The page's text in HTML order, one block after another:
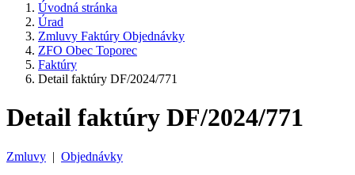
Úvodná stránka
Úrad
Zmluvy Faktúry Objednávky
ZFO Obec Toporec
Faktúry
Detail faktúry DF/2024/771
Detail faktúry DF/2024/771
Zmluvy | Objednávky